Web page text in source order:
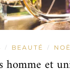
/ BEAUTÉ /
homme et